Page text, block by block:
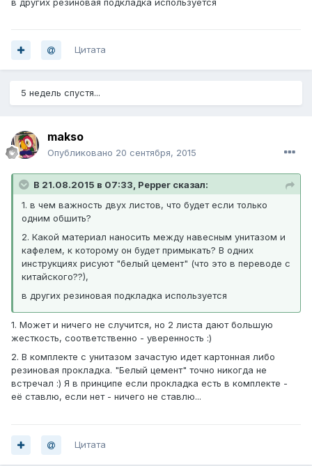
Цитата
5 недель спустя...
makso
Опубликовано 20 сентября, 2015
В 21.08.2015 в 07:33, Pepper сказал:
1. в чем важность двух листов, что будет если только
одним обшить?
2. Какой материал наносить между навесным унитазом и
кафелем, к которому он будет примыкать? В одних
инструкциях рисуют "белый цемент" (что это в переводе с
китайского??),
в других резиновая подкладка используется
1. Может и ничего не случится, но 2 листа дают большую
жесткость, соответственно - уверенность :)
2. В комплекте с унитазом зачастую идет картонная либо
резиновая прокладка. "Белый цемент" точно никогда не
встречал :) Я в принципе если прокладка есть в комплекте -
её ставлю, если нет - ничего не ставлю...
Цитата